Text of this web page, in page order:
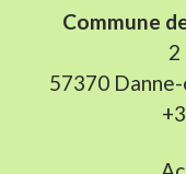
Commune
2
57370